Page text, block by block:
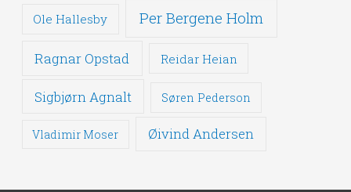
Ole Hallesby Per Bergene Holm
Ragnar Opstad Reidar Heian
Sigbjørn Agnalt Søren Pederson
Vladimir Moser Øivind Andersen